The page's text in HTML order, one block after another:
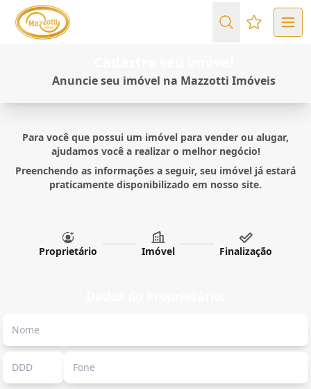
Favoritos
Anuncie seu imóvel na Mazzotti Imóveis
Para você que possui um imóvel para vender ou alugar,
ajudamos você a realizar o melhor negócio!
Preenchendo as informações a seguir, seu imóvel já estará
praticamente disponibilizado em nosso site.
Proprietário Imóvel Finalização